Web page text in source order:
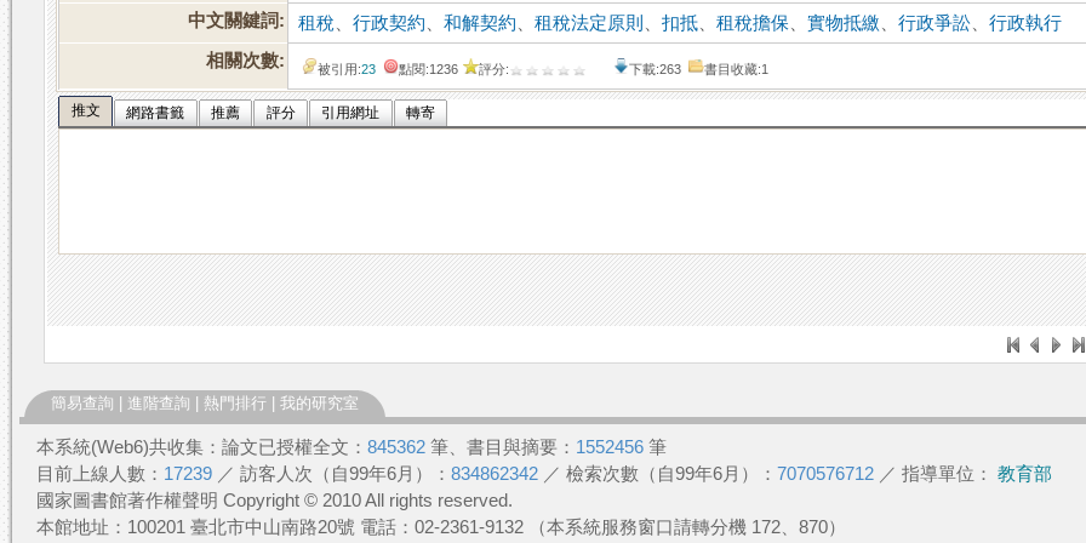
中文關鍵詞: 租稅 、行政契約 、和解契約 、租稅法定原則 、扣抵 、租稅擔保 、實物抵繳 、行政爭訟 、行政執行
相關次數:
被引用:23 點閱:1236 評分: 下載:263 書目收藏:1
推文 網路書籤 推薦 評分 引用網址 轉寄
簡易查詢 進階查詢 熱門排行 我的研究室
本系統(Web6)共收集：論文已授權全文： 845362 筆、書目與摘要： 1552456 筆
目前上線人數： 17239 ／ 訪客人次（自99年6月）： 834862342 ／ 檢索次數（自99年6月）： 7070576712 ／ 指導單位： 教育部
國家圖書館著作權聲明 Copyright © 2010 All rights reserved.
本館地址：100201 臺北市中山南路20號 電話：02-2361-9132 （本系統服務窗口請轉分機 172、870）